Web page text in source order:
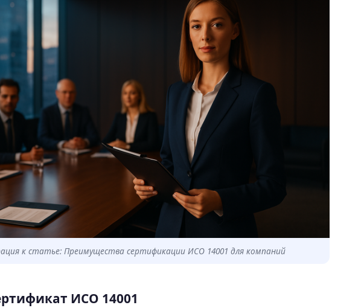
к статье: Преимущества сертификации ИСО 14001 для компаний
ИСО 14001